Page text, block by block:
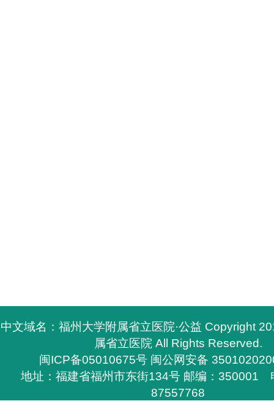
中文域名：福州大学附属省立医院·公益 Copyright
属省立医院 All Rights Reserved.
闽ICP备05010675号 闽公网安备
地址：福建省福州市东街134号 邮编：350001
87557768